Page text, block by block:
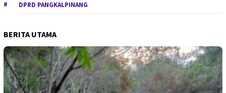
DPRD PANGKALPINANG
BERITA UTAMA